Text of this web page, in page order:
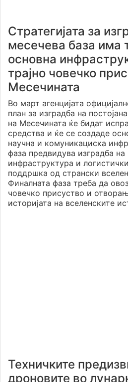
Стратегијата за
месечева база има
основна
трајно човечко
Месечината
Во март агенцијата
план за изградба на
на Месечината ќе бидат
средства и ќе се создаде
научна и комуникациска
фаза предвидува изградба на
инфраструктура и
поддршка од странски
Финалната фаза треба да
човечко присуство и
историјата на вселенските
Техничките
дроновите во